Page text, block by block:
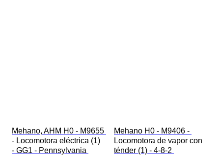
Mehano, AHM H0 - M9655
- Locomotora eléctrica (1)
- GG1 - Pennsylvania
Mehano H0 - M9406 -
Locomotora de vapor con
ténder (1) - 4-8-2